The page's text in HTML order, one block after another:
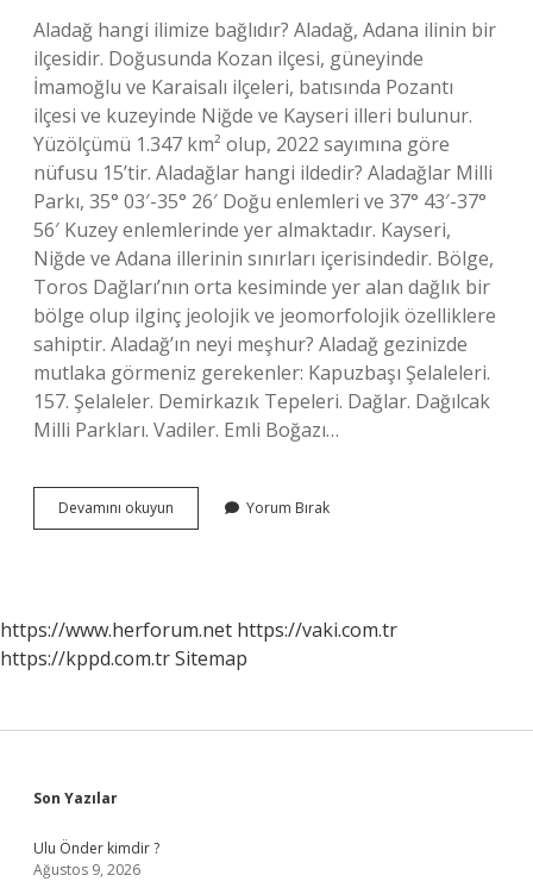
Aladağ hangi ilimize bağlıdır? Aladağ, Adana ilinin bir
ilçesidir. Doğusunda Kozan ilçesi, güneyinde
İmamoğlu ve Karaisalı ilçeleri, batısında Pozantı
ilçesi ve kuzeyinde Niğde ve Kayseri illeri bulunur.
Yüzölçümü 1.347 km² olup, 2022 sayımına göre
nüfusu 15’tir. Aladağlar hangi ildedir? Aladağlar Milli
Parkı, 35° 03′-35° 26′ Doğu enlemleri ve 37° 43′-37°
56′ Kuzey enlemlerinde yer almaktadır. Kayseri,
Niğde ve Adana illerinin sınırları içerisindedir. Bölge,
Toros Dağları’nın orta kesiminde yer alan dağlık bir
bölge olup ilginç jeolojik ve jeomorfolojik özelliklere
sahiptir. Aladağ’ın neyi meşhur? Aladağ gezinizde
mutlaka görmeniz gerekenler: Kapuzbaşı Şelaleleri.
157. Şelaleler. Demirkazık Tepeleri. Dağlar. Dağılcak
Milli Parkları. Vadiler. Emli Boğazı…
Devamını okuyun
Hangi
Yorum Bırak
https://www.herforum.net https://vaki.com.tr
https://kppd.com.trSitemap
Sidebar
Son Yazılar
Ulu Önder kimdir ?
Ağustos 9, 2026